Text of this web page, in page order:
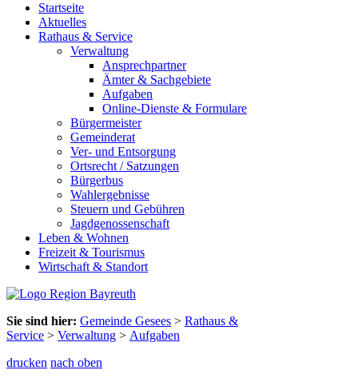
Startseite
Aktuelles
Rathaus & Service
Verwaltung
Ansprechpartner
Ämter & Sachgebiete
Aufgaben
Online-Dienste & Formulare
Bürgermeister
Gemeinderat
Ver- und Entsorgung
Ortsrecht / Satzungen
Bürgerbus
Wahlergebnisse
Steuern und Gebühren
Jagdgenossenschaft
Leben & Wohnen
Freizeit & Tourismus
Wirtschaft & Standort
Sie sind hier: Gemeinde Gesees > Rathaus &
Service > Verwaltung > Aufgaben
drucken nach oben